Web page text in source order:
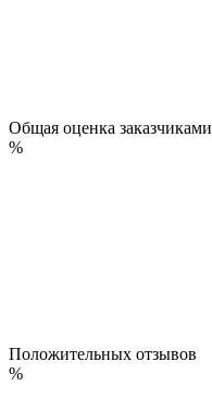
Общая оценка заказчиками
%
Положительных отзывов
%